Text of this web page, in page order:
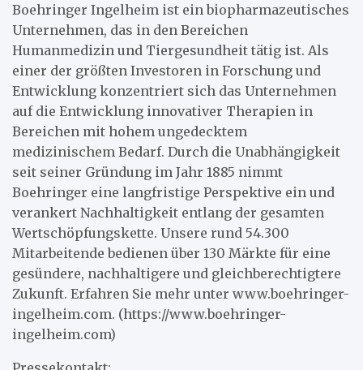
Boehringer Ingelheim ist ein biopharmazeutisches
Unternehmen, das in den Bereichen
Humanmedizin und Tiergesundheit tätig ist. Als
einer der größten Investoren in Forschung und
Entwicklung konzentriert sich das Unternehmen
auf die Entwicklung innovativer Therapien in
Bereichen mit hohem ungedecktem
medizinischem Bedarf. Durch die Unabhängigkeit
seit seiner Gründung im Jahr 1885 nimmt
Boehringer eine langfristige Perspektive ein und
verankert Nachhaltigkeit entlang der gesamten
Wertschöpfungskette. Unsere rund 54.300
Mitarbeitende bedienen über 130 Märkte für eine
gesündere, nachhaltigere und gleichberechtigtere
Zukunft. Erfahren Sie mehr unter www.boehringer-
ingelheim.com. (https://www.boehringer-
ingelheim.com)